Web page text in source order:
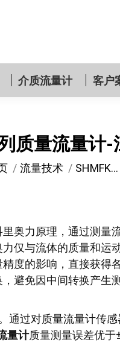
介质流量计 客户
质量流量计-
您在这里：
流量技术 SHMFK…
里奥力原理，通过测量
仅与流体的质量和运
度的影响，直接获得
避免因中间转换产生
通过对质量流量计传
量计质量测量误差优于